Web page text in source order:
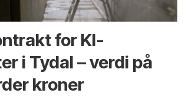
for KI-
i Tydal – verdi på
kroner